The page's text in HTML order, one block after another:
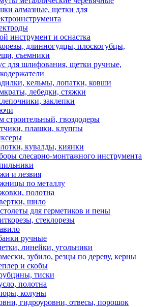
алмазные, щетки для
инструмент и оснастка
длинногудцы, плоскогубцы,
съемники
для шлифования, щетки ручные,
кельмы, лопатки, ковши
лебедки, стяжки
заклепки
строительный, гвоздодеры
плашки, клуппы
кувалды, киянки
слесарно-монтажного инструмента
и лезвия
по металлу
полотна
шило
для герметиков и пены
стеклорезы
ручные
линейки, угольники
зубило, резцы по дереву, керны
и скобы
тиски
полотна
колуны
гидроуровни, отвесы, порошок